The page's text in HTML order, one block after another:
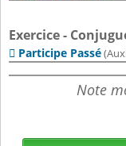
Exercice -
 Participe Passé
Note